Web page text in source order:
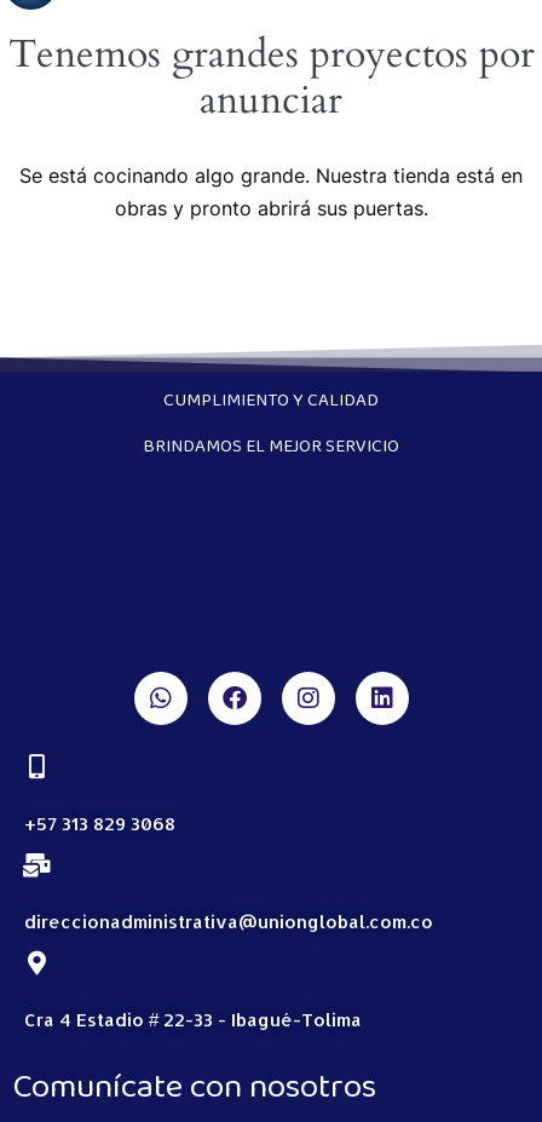
Tenemos grandes proyectos por
anunciar
Se está cocinando algo grande. Nuestra tienda está en
obras y pronto abrirá sus puertas.
CUMPLIMIENTO Y CALIDAD
BRINDAMOS EL MEJOR SERVICIO
+57 313 829 3068
direccionadministrativa@unionglobal.com.co
Cra 4 Estadio # 22-33 - Ibagué-Tolima
Comunícate con nosotros